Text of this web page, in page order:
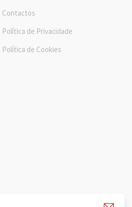
Contactos
Política de Privacidade
Política de Cookies